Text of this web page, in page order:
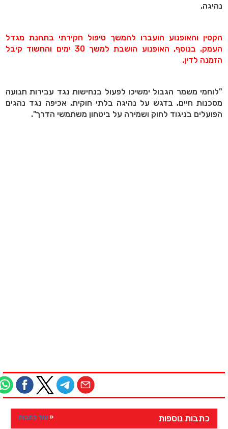
נהיגה.
הקטין והאופנוע הועברו להמשך טיפול חקירתי בתחנת מגדל
העמק. בנוסף, האופנוע הושבת למשך 30 ימים והחשוד קיבל
הזמנה לדין.
"לוחמי משמר הגבול ימשיכו לפעול בנחישות נגד עבירות תנועה
מסכנות חיים, בדגש על נהיגה בלתי חוקית, אכיפה נגד נהגים
הפועלים בניגוד לחוק ושמירה על ביטחון משתמשי הדרך".
כתבות נוספות עוד כתבות